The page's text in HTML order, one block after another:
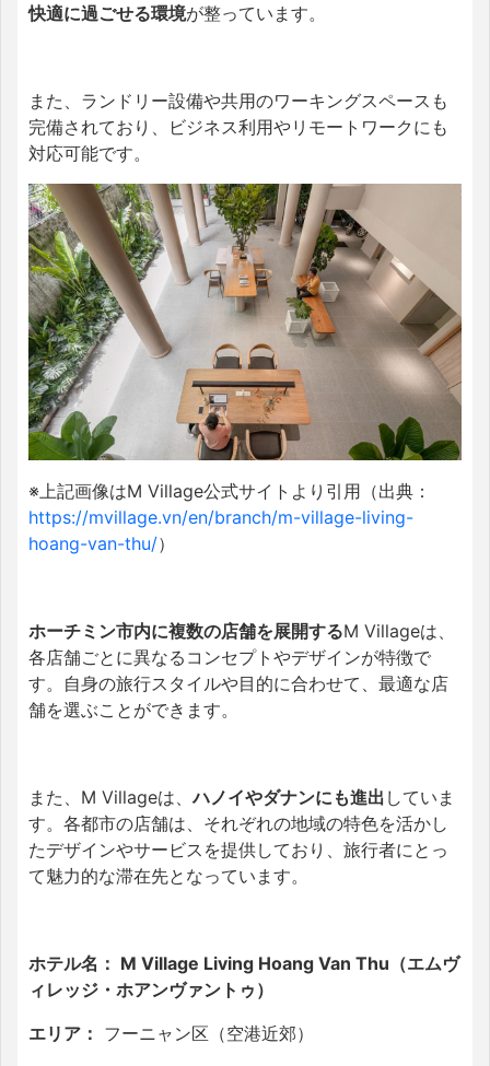
快適に過ごせる環境が整っています。 ​
また、ランドリー設備や共用のワーキングスペースも
完備されており、ビジネス利用やリモートワークにも
対応可能です。
※上記画像はM Village公式サイトより引用（出典：
https://mvillage.vn/en/branch/m-village-living-
hoang-van-thu/）
ホーチミン市内に複数の店舗を展開するM Villageは、
各店舗ごとに異なるコンセプトやデザインが特徴で
す。​自身の旅行スタイルや目的に合わせて、最適な店
舗を選ぶことができます。
また、M Villageは、ハノイやダナンにも進出 していま
す。​各都市の店舗は、それぞれの地域の特色を活かし
たデザインやサービスを提供しており、旅行者にとっ
て魅力的な滞在先となっています。
ホテル名： M Village Living Hoang Van Thu（エムヴ
ィレッジ・ホアンヴァントゥ）
エリア： フーニャン区（空港近郊）